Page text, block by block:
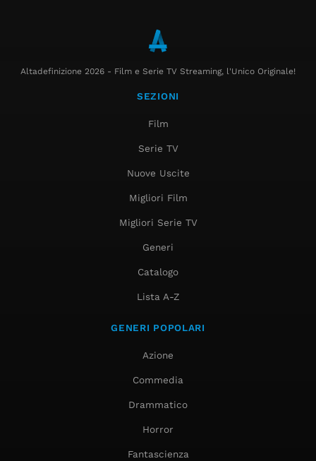
Altadefinizione 2026 - Film e Serie TV Streaming, l'Unico Originale!
SEZIONI
Film
Serie TV
Nuove Uscite
Migliori Film
Migliori Serie TV
Generi
Catalogo
Lista A-Z
GENERI POPOLARI
Azione
Commedia
Drammatico
Horror
Fantascienza